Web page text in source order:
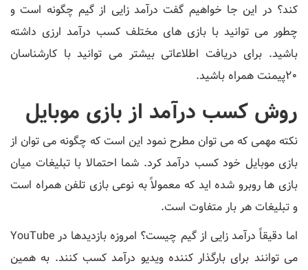
کند؟ در این جا خواهیم گفت درآمد زایی از گیم چگونه است و
چطور می توانید با بازی های مختلف کسب درآمد ارزی داشته
باشید. برای دریافت اطلاعاتی بیشتر می توانید با کارشناسان
20پیمنت همراه باشید.
روش کسب درآمد از بازی موبایل
نکته مهمی که می توان مطرح نمود این است که چگونه می توان از
بازی موبایل خود کسب درآمد کرد. شما احتمالا با تبلیغات میان
بازی ها روبرو شده اید که معمولاً به نوعی بازی تلفن همراه است
و تبلیغات هر بار متفاوت است.
اما دقیقاً درآمد زایی از گیم چیست؟ امروزه بازدیدها در YouTube
می توانند برای بارگذار کننده ویدیو درآمد کسب کنند. به همین